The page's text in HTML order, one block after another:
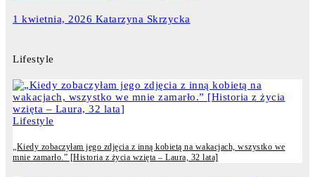
1 kwietnia, 2026 Katarzyna Skrzycka
Lifestyle
Lifestyle
„Kiedy zobaczyłam jego zdjęcia z inną kobietą na wakacjach, wszystko we
mnie zamarło.” [Historia z życia wzięta – Laura, 32 lata]